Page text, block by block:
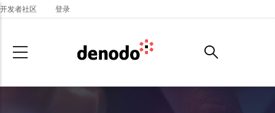
Skip to main content
开发者社区 登录